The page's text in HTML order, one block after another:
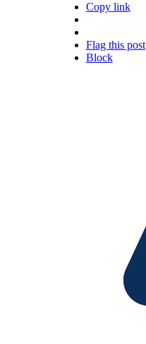
Copy link
Flag this post
Block